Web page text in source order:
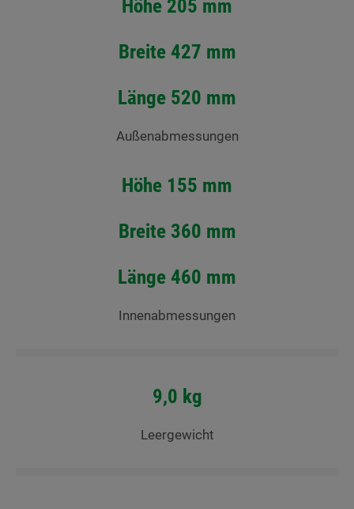
Höhe 205 mm
Breite 427 mm
Länge 520 mm
Außenabmessungen
Höhe 155 mm
Breite 360 mm
Länge 460 mm
Innenabmessungen
9,0 kg
Leergewicht